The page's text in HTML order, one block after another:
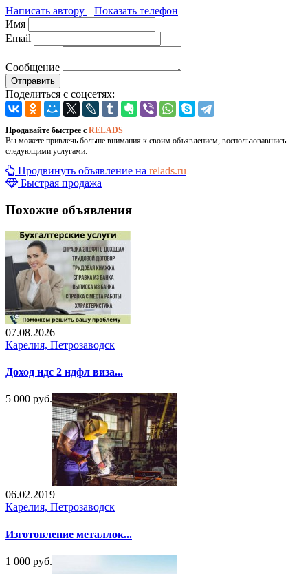
Написать автору
Показать телефон
Имя
Email
Сообщение
Отправить
Поделиться с соцсетях:
Продавайте быстрее с RELADS
Вы можете привлечь больше внимания к своим объявлением, воспользовавшись
следующими услугами:
Продвинуть объявление на relads.ru
Быстрая продажа
Похожие объявления
07.08.2026
Карелия, Петрозаводск
Доход ндс 2 ндфл виза...
5 000 руб.
06.02.2019
Карелия, Петрозаводск
Изготовление металлок...
1 000 руб.